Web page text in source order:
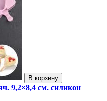
В корзину
9,2×8,4 см. силикон